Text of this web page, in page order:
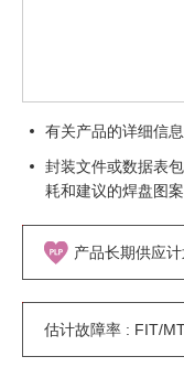
有关产品的详细信
封装文件或数据表
耗和建议的焊盘图案
产品长期供应计
估计故障率 : FIT/